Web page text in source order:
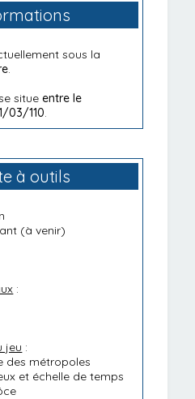
sous la
.
situeentre le
03/110.
à outils
(à venir)
:
jeu :
des métropoles
et échelle de temps